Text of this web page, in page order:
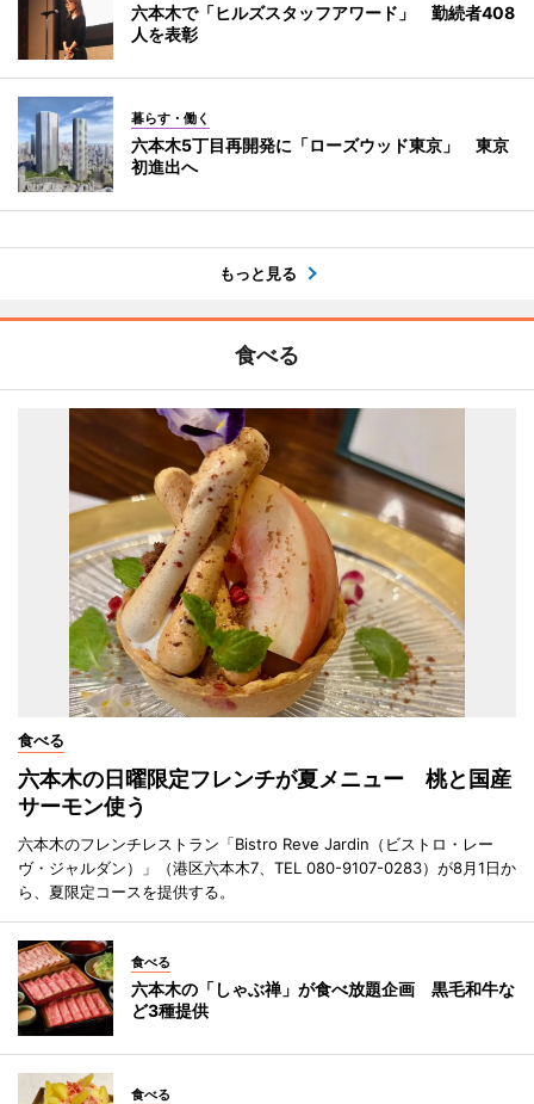
六本木で「ヒルズスタッフアワード」 勤続者408
人を表彰
暮らす・働く
六本木5丁目再開発に「ローズウッド東京」 東京
初進出へ
もっと見る
食べる
食べる
六本木の日曜限定フレンチが夏メニュー 桃と国産
サーモン使う
六本木のフレンチレストラン「Bistro Reve Jardin（ビストロ・レー
ヴ・ジャルダン）」（港区六本木7、TEL 080-9107-0283）が8月1日か
ら、夏限定コースを提供する。
食べる
六本木の「しゃぶ禅」が食べ放題企画 黒毛和牛な
ど3種提供
食べる